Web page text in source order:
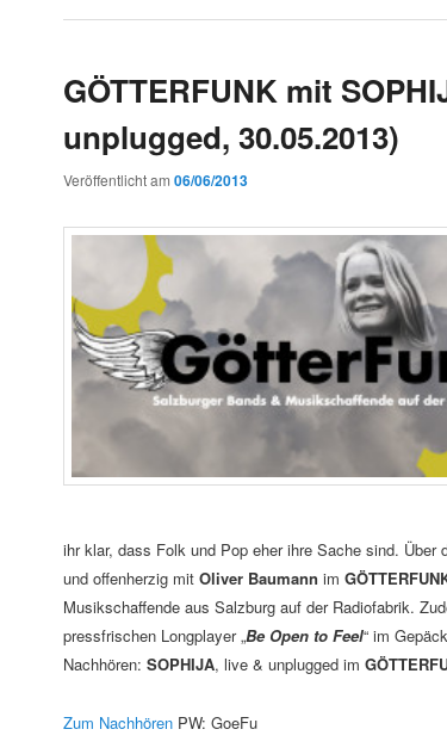
GÖTTERFUNK mit
unplugged, 30.05.2013)
Veröffentlicht am 06/06/2013
ihr klar, dass Folk und Pop eher ihre Sache sind.
und offenherzig mit Oliver Baumann im
Musikschaffende aus Salzburg auf der Radiofabrik.
pressfrischen Longplayer „Be Open to Feel“ im
Nachhören: SOPHIJA, live & unplugged im
Zum Nachhören PW: GoeFu